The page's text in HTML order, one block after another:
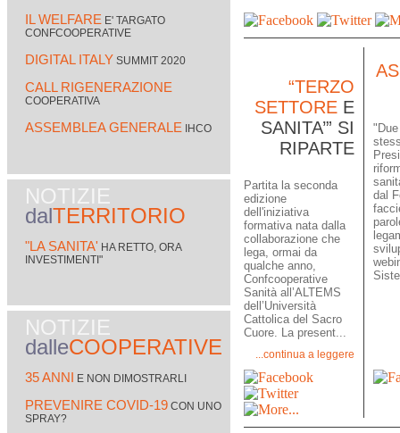
IL WELFARE E' TARGATO
CONFCOOPERATIVE
DIGITAL ITALY SUMMIT 2020
CALL RIGENERAZIONE
COOPERATIVA
ASSEMBLEA GENERALE IHCO
NOTIZIE
dalTERRITORIO
"LA SANITA' HA RETTO, ORA
INVESTIMENTI"
NOTIZIE
dalleCOOPERATIVE
35 ANNI E NON DIMOSTRARLI
PREVENIRE COVID-19 CON UNO
SPRAY?
“TERZO
SETTORE E
SANITA’” SI
RIPARTE
Partita la seconda
edizione
dell'iniziativa
formativa nata dalla
collaborazione che
lega, ormai da
qualche anno,
Confcooperative
Sanità all’ALTEMS
dell’Università
Cattolica del Sacro
Cuore. La present...
...continua a leggere
dal